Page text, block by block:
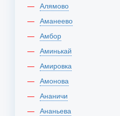
Алямово
Аманеево
Амбор
Аминькай
Амировка
Амонова
Ананичи
Ананьева